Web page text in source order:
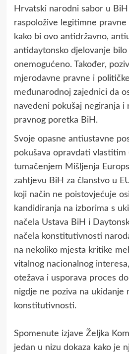
Hrvatski narodni sabor u
raspoložive legitimne
kako bi ovo antidržavno,
antidaytonsko djelovanje
onemogućeno. Također,
mjerodavne pravne i
međunarodnoj zajednici da
navedeni pokušaj negiranja i
pravnog poretka BiH.
Svoje opasne antiustavne
pokušava opravdati vlastitim
tumačenjem Mišljenja
zahtjevu BiH za članstvo u
koji način ne poistovjećuje
kandidiranja na izborima s
načela Ustava BiH i
načela konstitutivnosti
na nekoliko mjesta kritike
vitalnog nacionalnog
otežava i usporava proces
nigdje ne poziva na ukidanje
konstitutivnosti.
Spomenute izjave Željka
jedan u nizu dokaza kako je